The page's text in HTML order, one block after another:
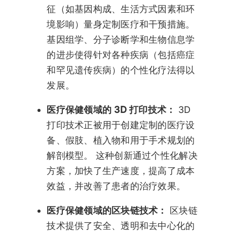
征（如基因构成、生活方式因素和环
境影响）量身定制医疗和干预措施。
基因组学、分子诊断学和生物信息学
的进步使得针对各种疾病（包括癌症
和罕见遗传疾病）的个性化疗法得以
发展。
医疗保健领域的 3D 打印技术：
3D
打印技术正被用于创建定制的医疗设
备、假肢、植入物和用于手术规划的
解剖模型。 这种创新通过个性化解决
方案，加快了生产速度，提高了成本
效益，并改善了患者的治疗效果。
医疗保健领域的区块链技术： 区块链
技术提供了安全、透明和去中心化的